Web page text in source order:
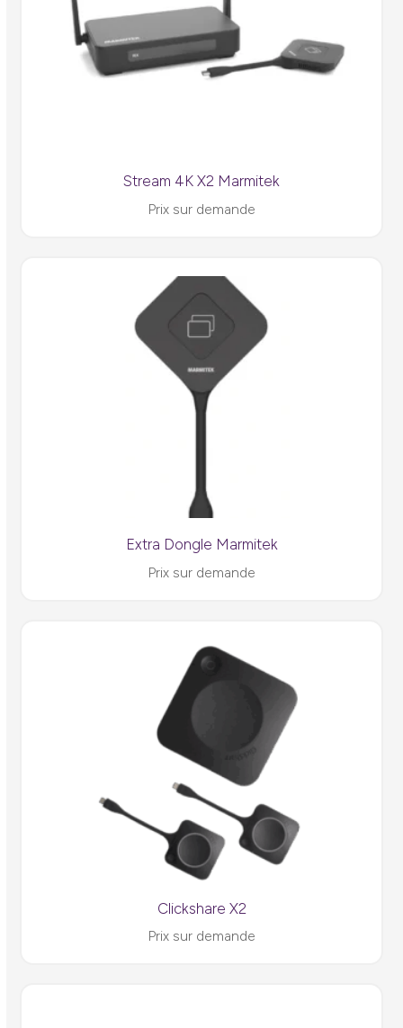
Stream 4K X2 Marmitek
Prix sur demande
Extra Dongle Marmitek
Prix sur demande
Clickshare X2
Prix sur demande